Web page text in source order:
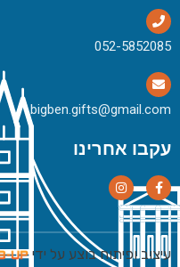
bigben.gifts@gmail.com
עקבו אחרינו
עיצוב ופיתוח בוצע על ידי